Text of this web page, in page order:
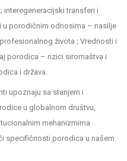
interegeneracijski transferi i
u porodičnim odnosima – nasilje
života ; Vrednosti i
porodica – rizici siromaštva i
i država.
upoznaju sa stanjem i
u globalnom društvu,
mehanizmima
specifičnosti porodica u našem